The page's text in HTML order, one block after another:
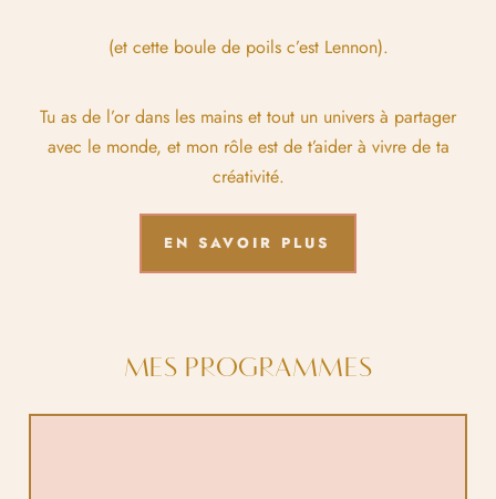
(et cette boule de poils c’est Lennon).
Tu as de l’or dans les mains et tout un univers à partager
avec le monde, et mon rôle est de t’aider à vivre de ta
créativité.
EN SAVOIR PLUS
MES PROGRAMMES